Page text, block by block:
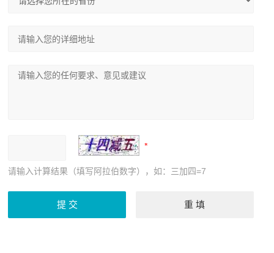
请输入计算结果（填写阿拉伯数字），如：三加四=7